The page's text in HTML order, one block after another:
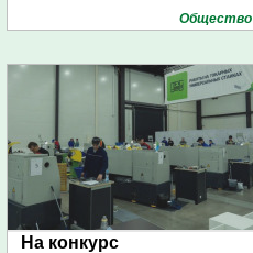
Общество
На конкурс